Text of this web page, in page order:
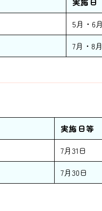
5月・6月
7月・8月
実施日等
7月31日
7月30日